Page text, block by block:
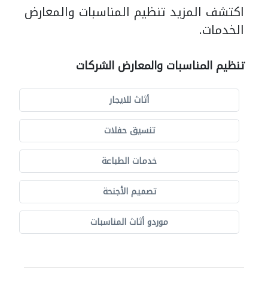
اكتشف المزيد تنظيم المناسبات والمعارض
الخدمات.
تنظيم المناسبات والمعارض الشركات
أثاث للايجار
تنسيق حفلات
خدمات الطباعة
تصميم الأجنحة
موردو أثاث المناسبات